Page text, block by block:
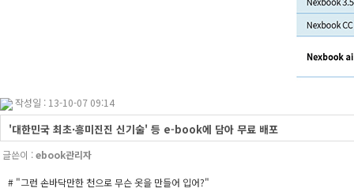
작성일 : 13-10-07 09:14
'대한민국 최초·흥미진진 신기술' 등 e-book에 담아 무료 배포
글쓴이 :ebook관리자
# "그런 손바닥만한 천으로 무슨 옷을 만들어 입어?"